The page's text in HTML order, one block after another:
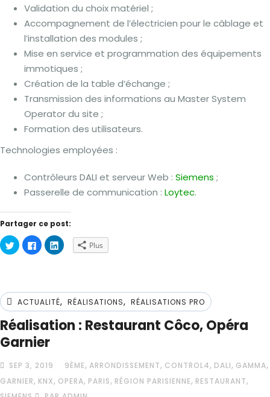
Validation du choix matériel ;
Accompagnement de l’électricien pour le câblage et
l’installation des modules ;
Mise en service et programmation des équipements
immotiques ;
Création de la table d’échange ;
Transmission des informations au Master System
Operator du site ;
Formation des utilisateurs.
Technologies employées :
Contrôleurs DALI et serveur Web : Siemens ;
Passerelle de communication : Loytec.
Partager ce post:
Cliquez
pour
partager
nouvelle
fenêtre)
Cliquez
pour
partager
nouvelle
fenêtre)
Cliquez
pour
nouvelle
fenêtre)
Plus
ACTUALITÉ, RÉALISATIONS, RÉALISATIONS PRO
Réalisation : Restaurant Côco, Opéra
Garnier
SEP 3, 2019 9ÈME, ARRONDISSEMENT, CONTROL4, DALI, GAMMA,
GARNIER, KNX, OPERA, PARIS, RÉGION PARISIENNE, RESTAURANT,